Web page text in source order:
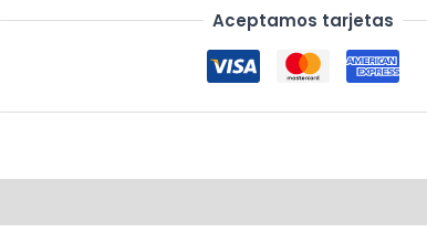
Aceptamos tarjetas